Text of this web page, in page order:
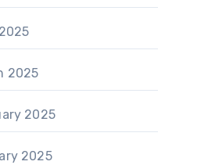
2025
2025
2025